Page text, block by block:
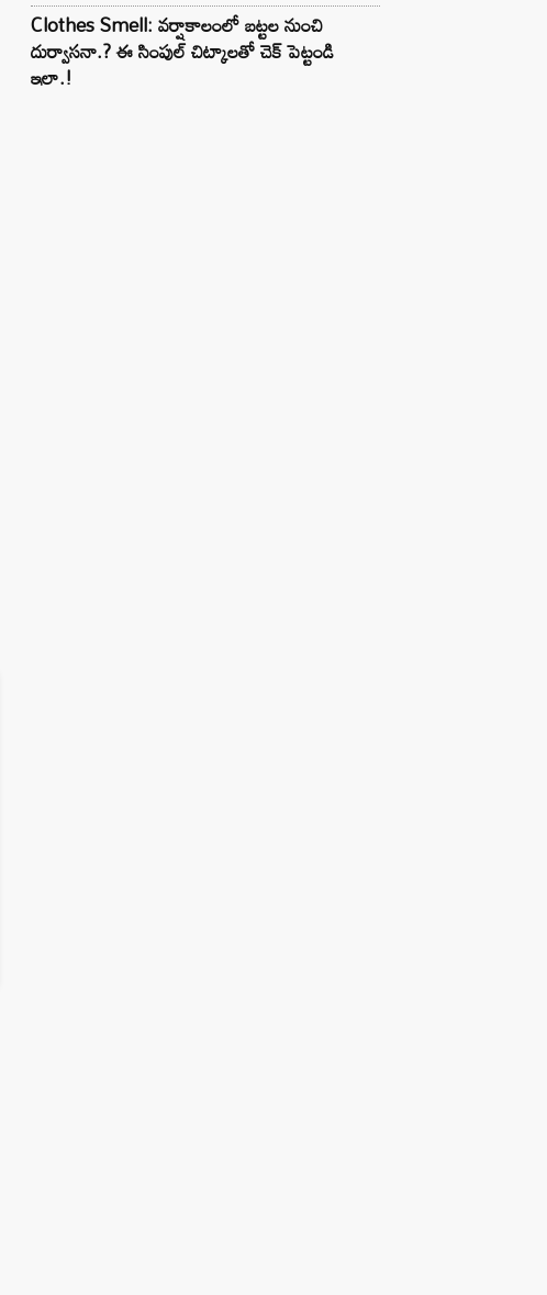
Clothes Smell: వర్షాకాలంలో బట్టల నుంచి
దుర్వాసనా.? ఈ సింపుల్ చిట్కాలతో చెక్ పెట్టండి
ఇలా.!